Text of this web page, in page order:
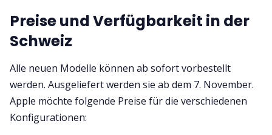
Preise und Verfügbarkeit in der
Schweiz
Alle neuen Modelle können ab sofort vorbestellt
werden. Ausgeliefert werden sie ab dem 7. November.
Apple möchte folgende Preise für die verschiedenen
Konfigurationen: